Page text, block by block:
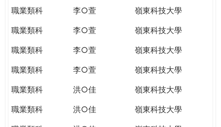
職業類科
李○萱
嶺東科技大學
職業類科
李○萱
嶺東科技大學
職業類科
李○萱
嶺東科技大學
職業類科
李○萱
嶺東科技大學
職業類科
洪○佳
嶺東科技大學
職業類科
洪○佳
嶺東科技大學